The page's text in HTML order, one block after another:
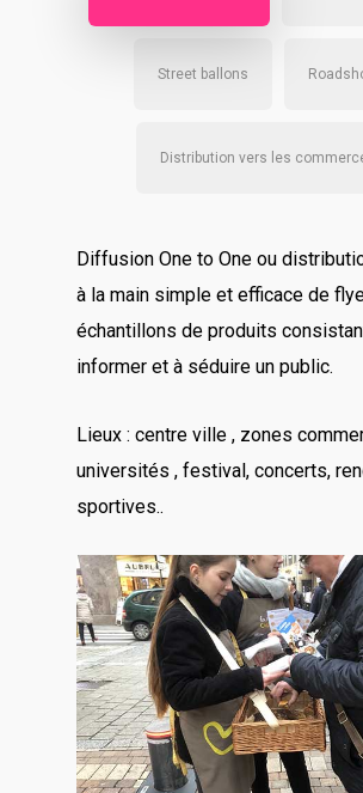
Street ballons
Distribution vers les
Diffusion One to One ou
à la main simple et efficace de
échantillons de produits
informer et à séduire un public.
Lieux : centre ville , zones
universités , festival, concerts,
sportives..